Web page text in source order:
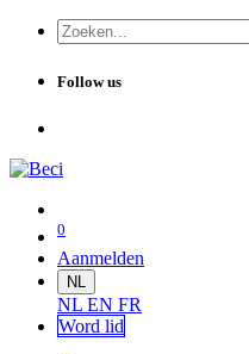
Follow us
0
Aanmelden
NL
NL EN FR
Word lid